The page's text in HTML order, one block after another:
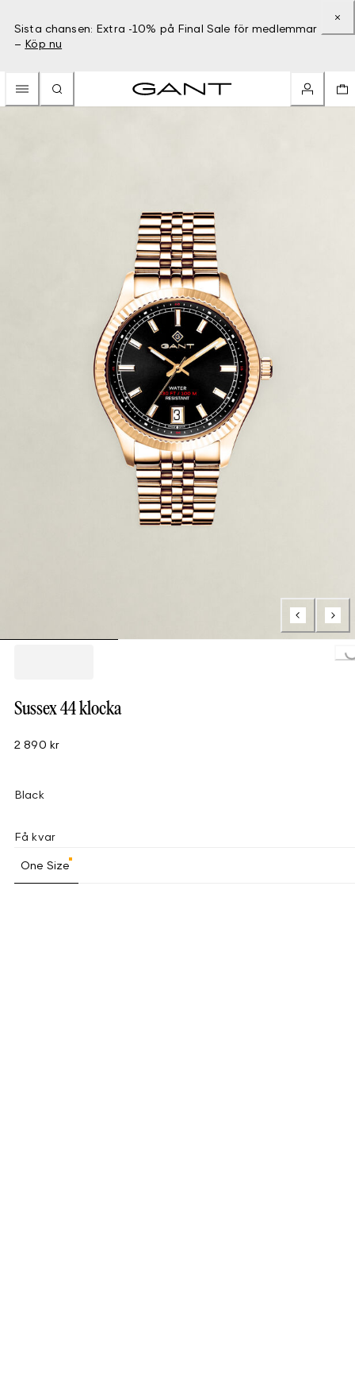
Sista chansen: Extra -10% på Final Sale för medlemmar
– Köp nu
Sussex 44 klocka
2 890 kr
Black
Få kvar
One Size